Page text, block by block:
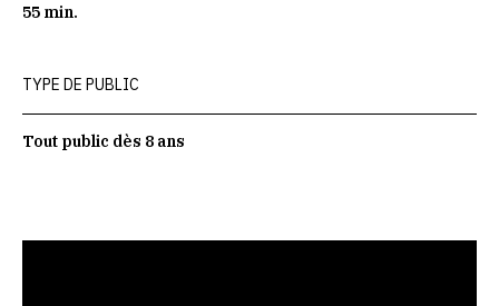
55 min.
TYPE DE PUBLIC
Tout public dès 8 ans